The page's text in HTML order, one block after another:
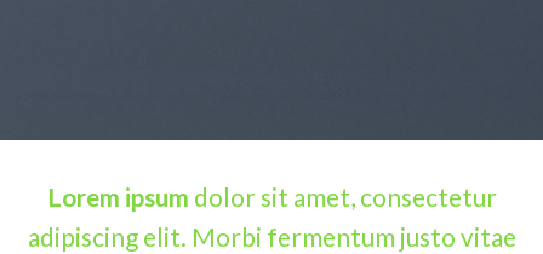
Lorem ipsum dolor sit amet, consectetur
adipiscing elit. Morbi fermentum justo vitae